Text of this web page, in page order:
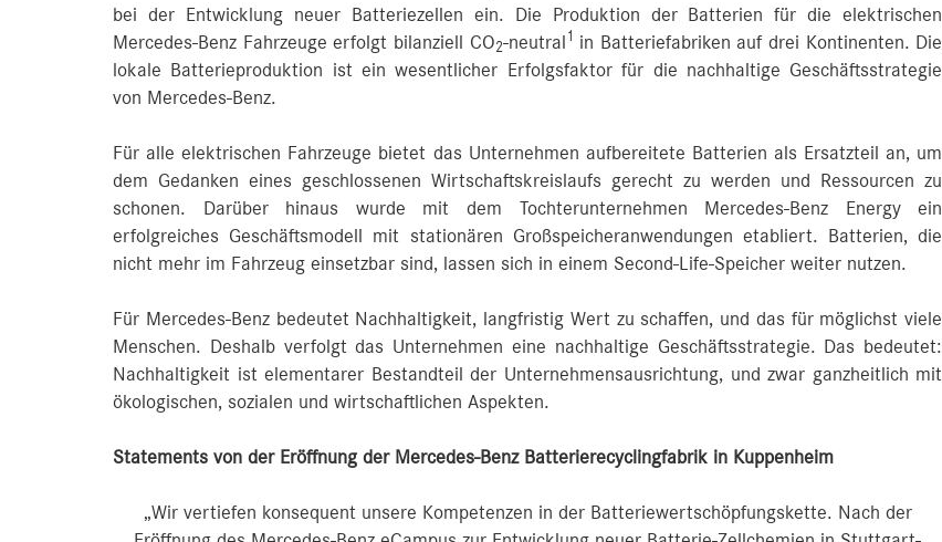
bei der Entwicklung neuer Batteriezellen ein. Die Produktion der Batterien für die elektrischen
Mercedes-Benz Fahrzeuge erfolgt bilanziell CO2-neutral 1
in Batteriefabriken auf drei Kontinenten. Die
lokale Batterieproduktion ist ein wesentlicher Erfolgsfaktor für die nachhaltige Geschäftsstrategie
von Mercedes-Benz.
Für alle elektrischen Fahrzeuge bietet das Unternehmen aufbereitete Batterien als Ersatzteil an, um
dem Gedanken eines geschlossenen Wirtschaftskreislaufs gerecht zu werden und Ressourcen zu
schonen. Darüber hinaus wurde mit dem Tochterunternehmen Mercedes-Benz Energy ein
erfolgreiches Geschäftsmodell mit stationären Großspeicheranwendungen etabliert. Batterien, die
nicht mehr im Fahrzeug einsetzbar sind, lassen sich in einem Second-Life-Speicher weiter nutzen.
Für Mercedes-Benz bedeutet Nachhaltigkeit, langfristig Wert zu schaffen, und das für möglichst viele
Menschen. Deshalb verfolgt das Unternehmen eine nachhaltige Geschäftsstrategie. Das bedeutet:
Nachhaltigkeit ist elementarer Bestandteil der Unternehmensausrichtung, und zwar ganzheitlich mit
ökologischen, sozialen und wirtschaftlichen Aspekten.
Statements von der Eröffnung der Mercedes-Benz Batterierecyclingfabrik in Kuppenheim
„Wir vertiefen konsequent unsere Kompetenzen in der Batteriewertschöpfungskette. Nach der